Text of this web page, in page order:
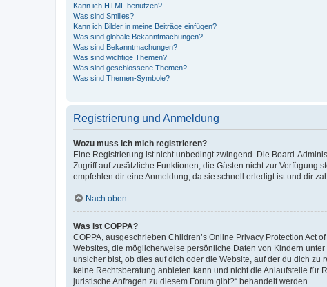
Kann ich HTML benutzen?
Was sind Smilies?
Kann ich Bilder in meine Beiträge einfügen?
Was sind globale Bekanntmachungen?
Was sind Bekanntmachungen?
Was sind wichtige Themen?
Was sind geschlossene Themen?
Was sind Themen-Symbole?
Registrierung und Anmeldung
Wozu muss ich mich registrieren?
Eine Registrierung ist nicht unbedingt zwingend. Die Board-
Zugriff auf zusätzliche Funktionen, die Gästen nicht zur Verfügung
empfehlen dir eine Anmeldung, da sie schnell erledigt ist und dir
Nach oben
Was ist COPPA?
COPPA, ausgeschrieben Children’s Online Privacy Protection Act
Websites, die möglicherweise persönliche Daten von Kindern
unsicher bist, ob dies auf dich oder die Website, auf der du dich
keine Rechtsberatung anbieten kann und nicht die Anlaufstelle für
juristische Anfragen zu diesem Forum gibt?“ behandelt werden.